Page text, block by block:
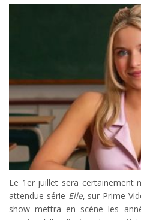
Le 1er juillet sera certainement
attendue série Elle, sur Prime
show mettra en scène les